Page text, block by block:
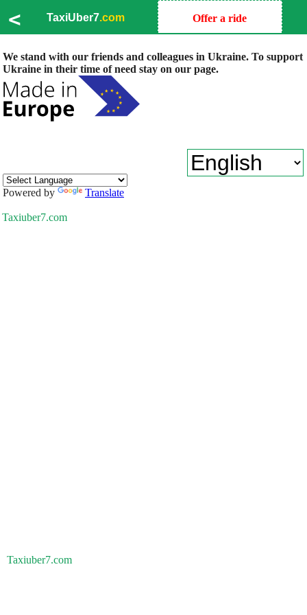
< TaxiUber7.com Offer a ride
We stand with our friends and colleagues in Ukraine. To support
Ukraine in their time of need stay on our page.
Powered by Translate
Taxiuber7.com
Taxiuber7.com